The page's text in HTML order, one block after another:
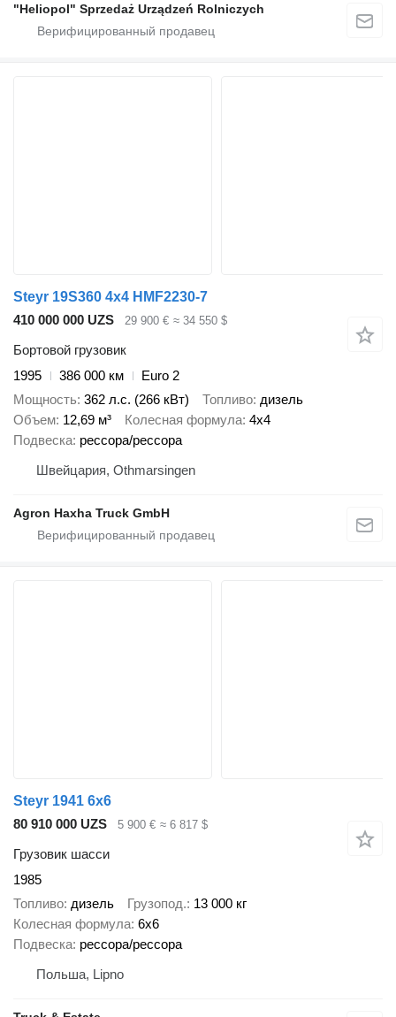
"Heliopol" Sprzedaż Urządzeń Rolniczych
Steyr 19S360 4x4 HMF2230-7
410 000 000 UZS
29 900 € ≈ 34 550 $
Бортовой грузовик
1995
386 000 км
Euro 2
Мощность 362 л.с. (266 кВт) Топливо дизель
Объем 12,69 м³ Колесная формула 4x4
Подвеска рессора/рессора
Швейцария, Othmarsingen
Agron Haxha Truck GmbH
Steyr 1941 6x6
80 910 000 UZS
5 900 € ≈ 6 817 $
Грузовик шасси
1985
Топливо дизель Грузопод. 13 000 кг
Колесная формула 6x6
Подвеска рессора/рессора
Польша, Lipno